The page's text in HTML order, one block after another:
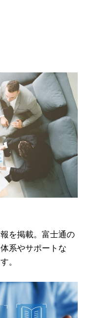
を掲載。富士通の
系やサポートな
。